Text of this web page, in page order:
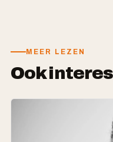
MEER LEZEN
Ook